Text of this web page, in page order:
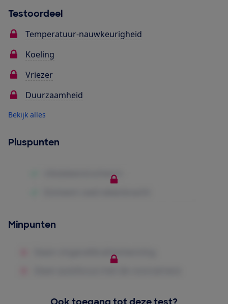
Testoordeel
Temperatuur-nauwkeurigheid
Koeling
Vriezer
Duurzaamheid
Bekijk alles
Pluspunten
Minpunten